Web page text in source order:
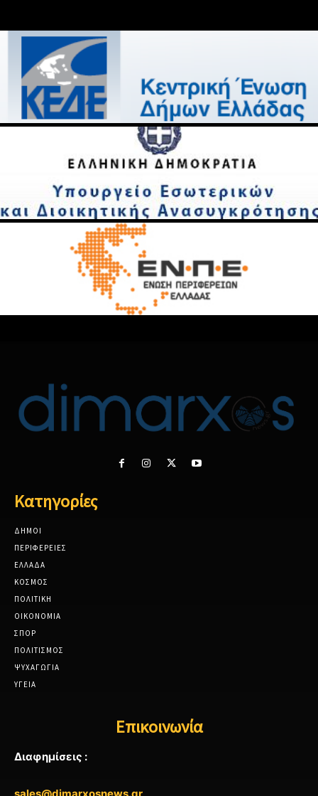
Κατηγορίες
ΔΗΜΟΙ
ΠΕΡΙΦΕΡΕΙΕΣ
ΕΛΛΑΔΑ
ΚΟΣΜΟΣ
ΠΟΛΙΤΙΚΗ
ΟΙΚΟΝΟΜΙΑ
ΣΠΟΡ
ΠΟΛΙΤΙΣΜΟΣ
ΨΥΧΑΓΩΓΙΑ
ΥΓΕΙΑ
Επικοινωνία
Διαφημίσεις :